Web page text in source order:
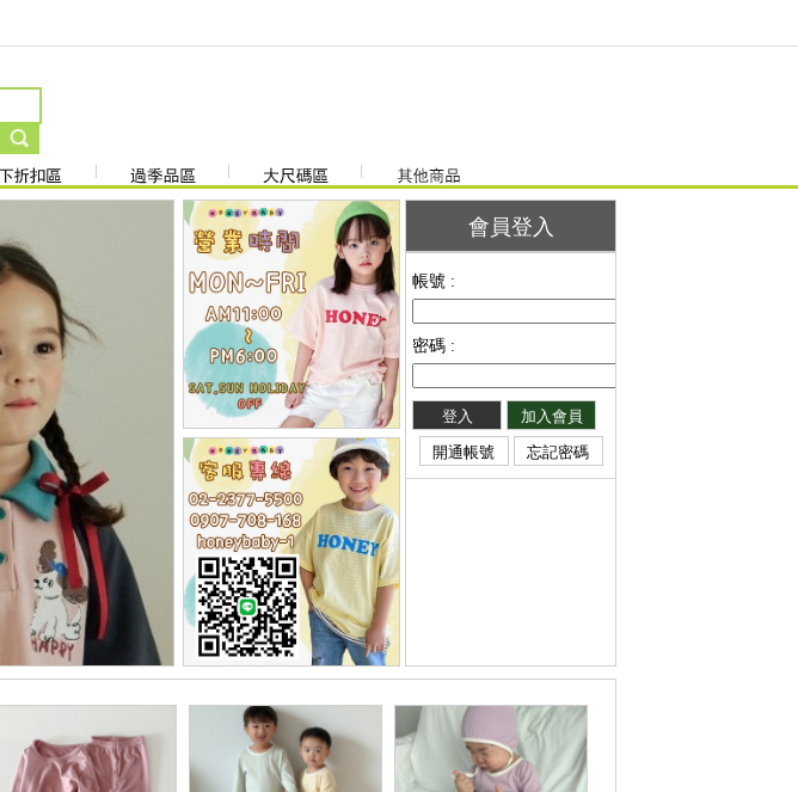
會員登入
帳號 :
密碼 :
登入
加入會員
開通帳號
忘記密碼